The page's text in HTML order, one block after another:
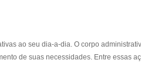
ao seu dia-a-dia. O corpo
de suas necessidades. Entre essas